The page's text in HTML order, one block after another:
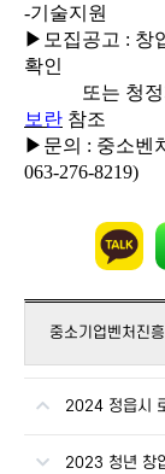
-기술지원
▶ 모집공고 : 창
확인
또는 청정지
보란 참조
▶ 문의 : 중소벤
063-276-8219)
중소기업벤처진
2024 정읍시
2023 청년 창